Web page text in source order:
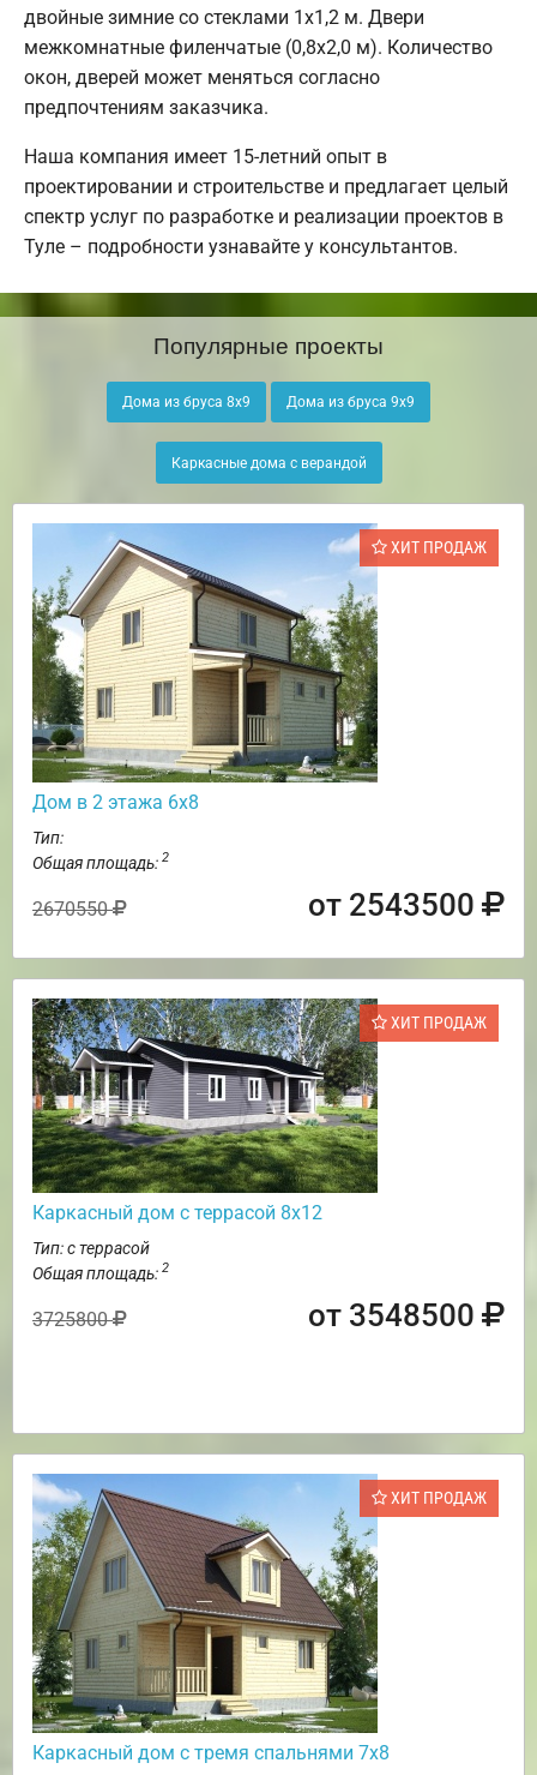
двойные зимние со стеклами 1x1,2 м. Двери
межкомнатные филенчатые (0,8x2,0 м). Количество
окон, дверей может меняться согласно
предпочтениям заказчика.
Наша компания имеет 15-летний опыт в
проектировании и строительстве и предлагает целый
спектр услуг по разработке и реализации проектов в
Туле – подробности узнавайте у консультантов.
Популярные проекты
Дома из бруса 8х9 Дома из бруса 9х9
Каркасные дома с верандой
ХИТ ПРОДАЖ
Дом в 2 этажа 6х8
Тип:
Общая площадь: 2
2670550 от 2543500
ХИТ ПРОДАЖ
Каркасный дом с террасой 8х12
Тип: с террасой
Общая площадь: 2
3725800 от 3548500
ХИТ ПРОДАЖ
Каркасный дом с тремя спальнями 7х8